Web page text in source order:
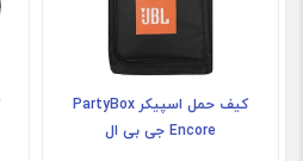
کیف حمل اسپیکر PartyBox
Encore جی بی ال